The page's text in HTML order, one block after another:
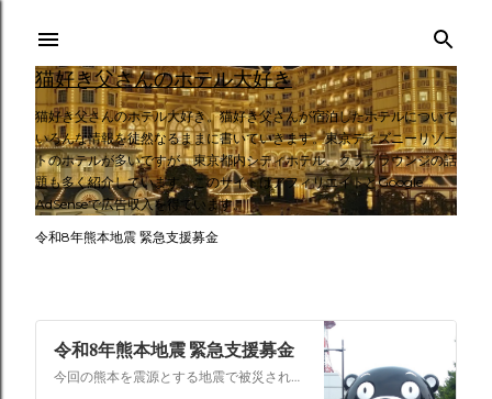
スキップしてメイン コンテンツに移動
猫好き父さんのホテル大好き
猫好き父さんのホテル大好き。猫好き父さんが宿泊したホテルについて
いろんな情報を徒然なるままに書いていきます。東京ディズニーリゾー
トのホテルが多いですが、東京都内シティホテル、クラブラウンジの話
題も多く紹介しています。このサイトはアフィリエイトとGoogle
AdSenseで広告収入を得ています。
令和8年熊本地震 緊急支援募金
令和8年熊本地震 緊急支援募金
今回の熊本を震源とする地震で被災された皆さままだまだ余震も続き大変な時間を過ごされていると思います。心よりお見舞い申し上げます